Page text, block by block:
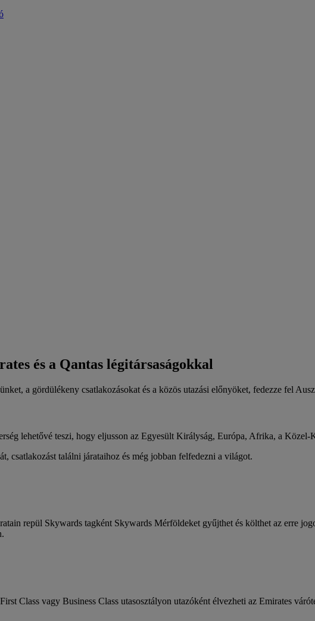
és a Qantas légitársaságokkal
a gördülékeny csatlakozásokat és a közös utazási előnyöket, fedezze fel
lehetővé teszi, hogy eljusson az Egyesült Királyság, Európa, Afrika, a
csatlakozást találni járataihoz és még jobban felfedezni a világot.
repül Skywards tagként Skywards Mérföldeket gyűjthet és költhet az erre
Class vagy Business Class utasosztályon utazóként élvezheti az Emirates